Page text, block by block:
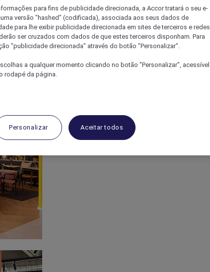
para fins de publicidade direcionada, a Accor tratará o seu e-
versão "hashed" (codificada), associada aos seus dados de
para lhe exibir publicidade direcionada em sites de terceiros e redes
ser cruzados com dados de que estes terceiros disponham. Para
"publicidade direcionada" através do botão "Personalizar".
a qualquer momento clicando no botão "Personalizar", acessível
rodapé da página.
Personalizar Aceitar todos